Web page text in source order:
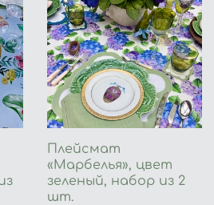
Плейсмат
«Марбелья», цвет
зеленый, набор из 2
шт.